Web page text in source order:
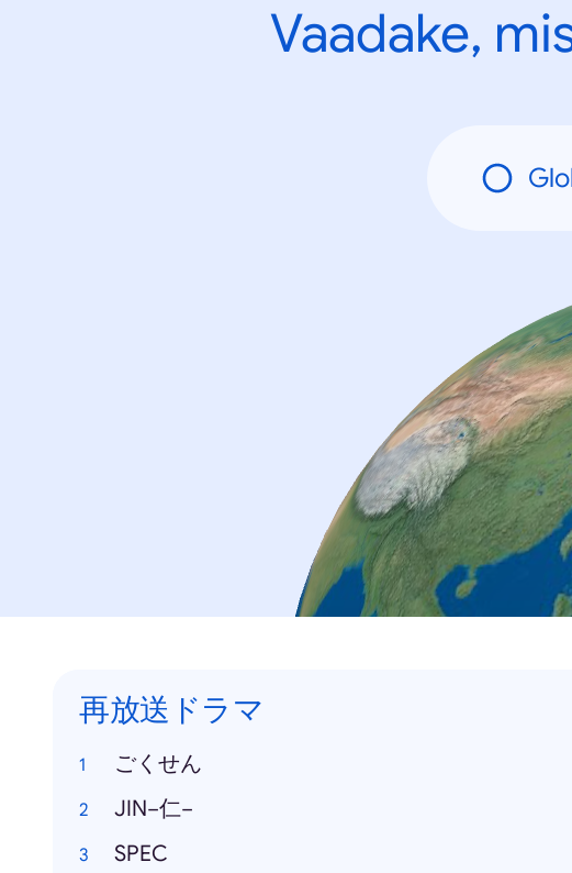
Vaadake,
再放送ドラマ
ごくせん
JIN−仁−
SPEC